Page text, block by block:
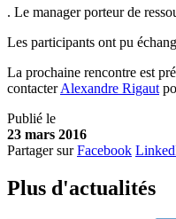
. Le manager porteur de
Les participants ont pu
La prochaine rencontre est
contacterAlexandre Rigaut
Publié le
23 mars 2016
Partager sur Facebook
Plus d'actualités